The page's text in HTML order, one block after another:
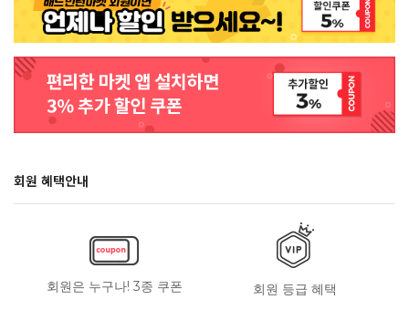
회원 혜택안내
회원은 누구나! 3종 쿠폰 회원 등급 혜택